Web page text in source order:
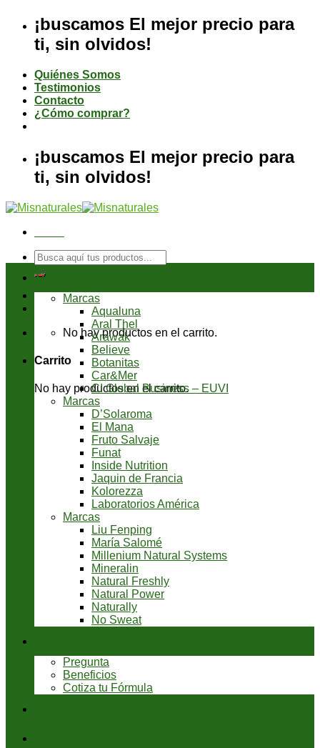
contenido
¡buscamos El mejor precio para
ti, sin olvidos!
Quiénes Somos
Testimonios
Contacto
¿Cómo comprar?
¡buscamos El mejor precio para
ti, sin olvidos!
Buscar
por:
No hay productos en el carrito.
Carrito
No hay productos en el carrito.
Tienda
Marcas
Aqualuna
Aral Thel
Arawak
Believe
Botanitas
Car&Mer
CI Global Business – EUVI
Marcas
D’Solaroma
El Mana
Fruto Salvaje
Funat
Inside Nutrition
Jaquin de Francia
Kolorezza
Laboratorios América
Marcas
Liu Fenping
María Salomé
Millenium Natural Systems
Mineralin
Natural Freshly
Natural Power
Naturally
No Sweat
Pregunta
Beneficios
Cotiza tu Fórmula